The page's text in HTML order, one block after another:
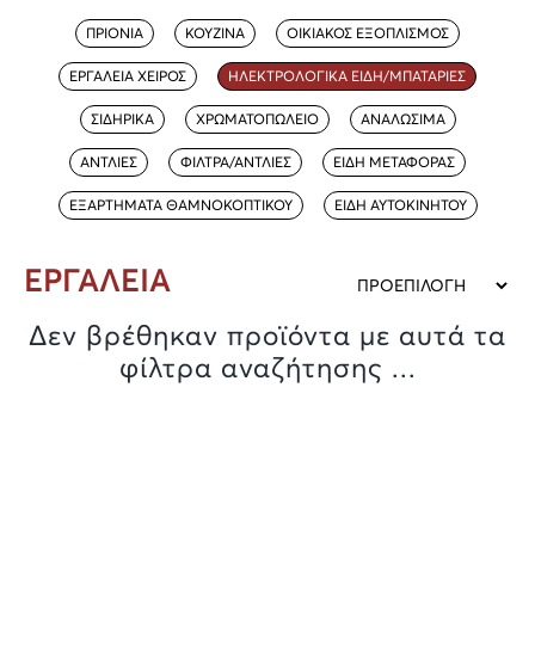
ΠΡΙΟΝΙΑ ΚΟΥΖΙΝΑ ΟΙΚΙΑΚΟΣ ΕΞΟΠΛΙΣΜΟΣ
ΕΡΓΑΛΕΙΑ ΧΕΙΡΟΣ ΗΛΕΚΤΡΟΛΟΓΙΚΑ ΕΙΔΗ/ΜΠΑΤΑΡΙΕΣ
ΣΙΔΗΡΙΚΑ ΧΡΩΜΑΤΟΠΩΛΕΙΟ ΑΝΑΛΩΣΙΜΑ
ΑΝΤΛΙΕΣ ΦΙΛΤΡΑ/ΑΝΤΛΙΕΣ ΕΙΔΗ ΜΕΤΑΦΟΡΑΣ
ΕΞΑΡΤΗΜΑΤΑ ΘΑΜΝΟΚΟΠΤΙΚΟΥ ΕΙΔΗ ΑΥΤΟΚΙΝΗΤΟΥ
ΕΡΓΑΛΕΙΑ
Δεν βρέθηκαν προϊόντα με αυτά τα
φίλτρα αναζήτησης ...